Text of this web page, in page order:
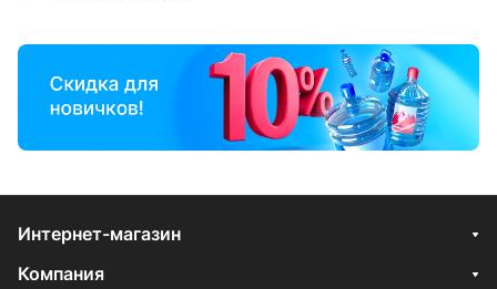
Интернет-магазин
Компания